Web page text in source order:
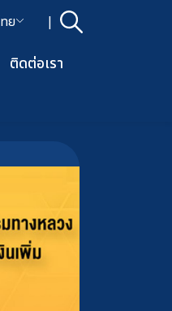
ลี่ยนภาษา
ย | ค้นหา
อมูลหลักของเว็บไซต์
ติดต่อเรา